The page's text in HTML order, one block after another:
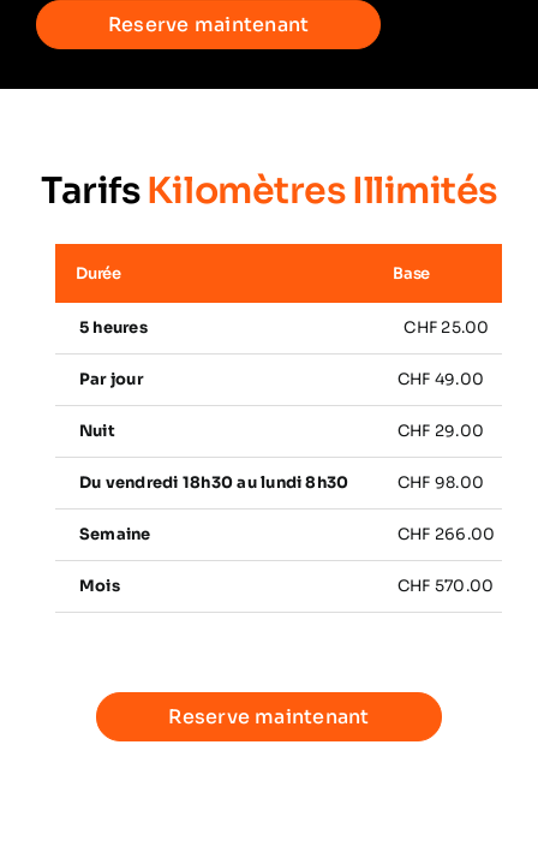
Reserve maintenant
TarifsKilomètres Illimités
Durée Base
5 heures CHF 25.00
Par jour CHF 49.00
Nuit CHF 29.00
Du vendredi 18h30 au lundi 8h30 CHF 98.00
Semaine CHF 266.00
Mois CHF 570.00
Reserve maintenant